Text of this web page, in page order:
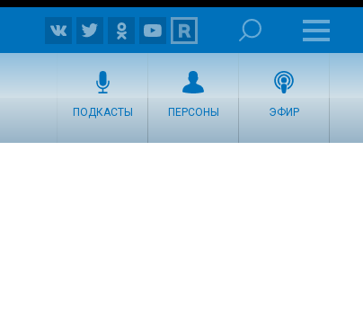
ПОДКАСТЫ ПЕРСОНЫ ЭФИР